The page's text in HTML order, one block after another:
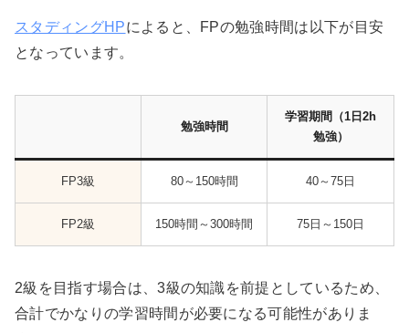
スタディングHPによると、FPの勉強時間は以下が目安
となっています。
勉強時間
学習期間（1日2h
勉強）
FP3級 80～150時間 40～75日
FP2級 150時間～300時間 75日～150日
2級を目指す場合は、3級の知識を前提としているため、
合計でかなりの学習時間が必要になる可能性がありま